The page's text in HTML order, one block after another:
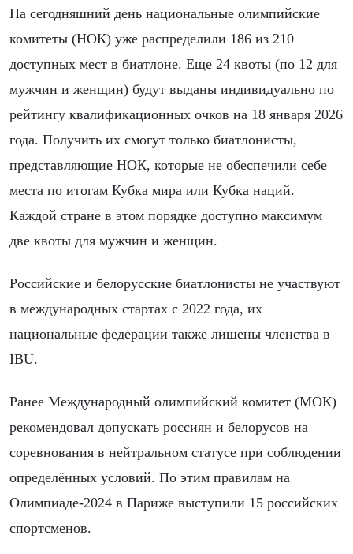
На сегодняшний день национальные олимпийские
комитеты (НОК) уже распределили 186 из 210
доступных мест в биатлоне. Еще 24 квоты (по 12 для
мужчин и женщин) будут выданы индивидуально по
рейтингу квалификационных очков на 18 января 2026
года. Получить их смогут только биатлонисты,
представляющие НОК, которые не обеспечили себе
места по итогам Кубка мира или Кубка наций.
Каждой стране в этом порядке доступно максимум
две квоты для мужчин и женщин.
Российские и белорусские биатлонисты не участвуют
в международных стартах с 2022 года, их
национальные федерации также лишены членства в
IBU.
Ранее Международный олимпийский комитет (МОК)
рекомендовал допускать россиян и белорусов на
соревнования в нейтральном статусе при соблюдении
определённых условий. По этим правилам на
Олимпиаде-2024 в Париже выступили 15 российских
спортсменов.